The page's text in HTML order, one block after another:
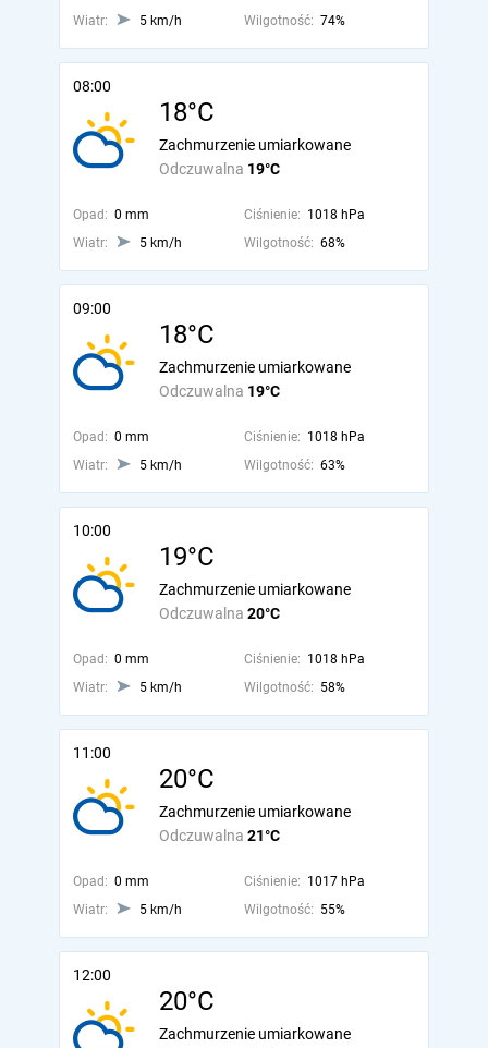
Wiatr: 5 km/h Wilgotność: 74%
08:00
18°C
Odczuwalna 19°C
Zachmurzenie umiarkowane
Opad: 0 mm Ciśnienie: 1018 hPa
Wiatr:
5 km/h Wilgotność: 68%
09:00
18°C
Odczuwalna 19°C
Zachmurzenie umiarkowane
Opad: 0 mm Ciśnienie: 1018 hPa
Wiatr:
5 km/h Wilgotność: 63%
10:00
19°C
Odczuwalna 20°C
Zachmurzenie umiarkowane
Opad: 0 mm Ciśnienie: 1018 hPa
Wiatr:
5 km/h Wilgotność: 58%
11:00
20°C
Odczuwalna 21°C
Zachmurzenie umiarkowane
Opad: 0 mm Ciśnienie: 1017 hPa
Wiatr:
5 km/h Wilgotność: 55%
12:00
20°C
Zachmurzenie umiarkowane